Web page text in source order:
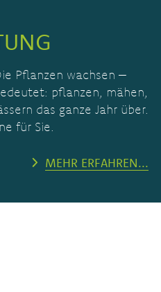
Pflanzen wachsen –
pflanzen, mähen,
das ganze Jahr über.
für Sie.
MEHR ERFAHREN...